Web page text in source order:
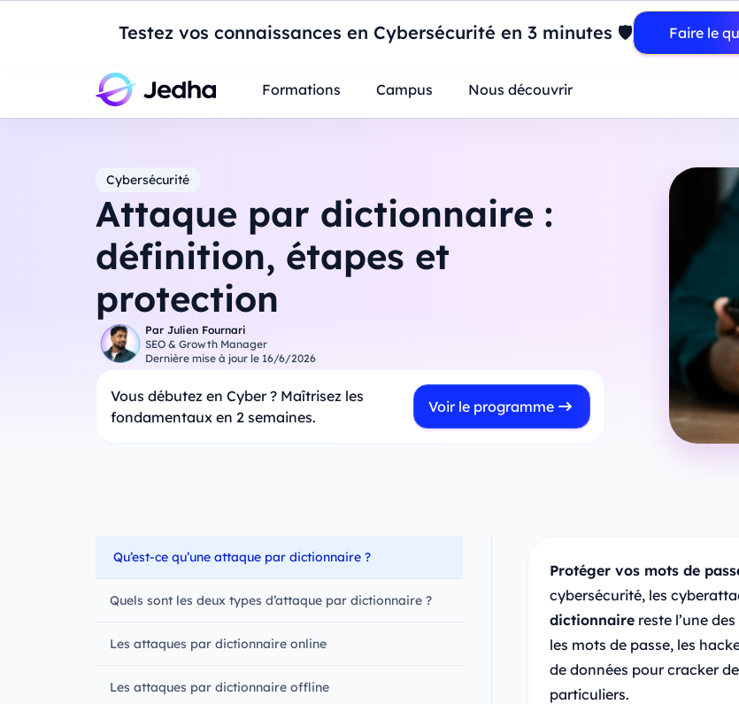
Testez vos connaissances en Cybersécurité en 3 minutes 🛡️ Faire le
Introduction à Power BI : construisez votre premier dashboard de A à Z-
Entreprises
Formations Campus Nous découvrir
Cybersécurité
Attaque par dictionnaire :
définition, étapes et
protection
Par Julien Fournari
SEO & Growth Manager
Dernière mise à jour le 16/6/2026
Vous débutez en Cyber ? Maîtrisez les
fondamentaux en 2 semaines.
Voir le programme
Qu’est-ce qu’une attaque par dictionnaire ?
Quels sont les deux types d’attaque par dictionnaire ?
Les attaques par dictionnaire online
Les attaques par dictionnaire offline
Protéger vos mots de
cybersécurité, les
dictionnairereste l’une
les mots de passe, les
de données pour cracker
particuliers.